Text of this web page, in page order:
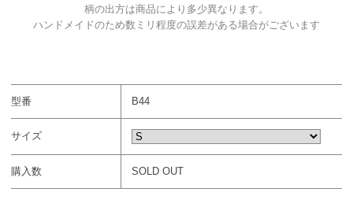
柄の出方は商品により多少異なります。
ハンドメイドのため数ミリ程度の誤差がある場合がございます
型番 B44
サイズ
購入数 SOLD OUT